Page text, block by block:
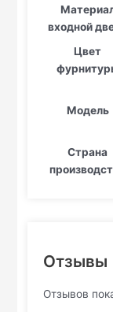
входной
Цвет
Модель
Страна
Отзывы
Отзывов